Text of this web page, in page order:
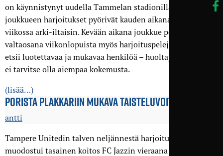
on käynnistynyt uudella Tammelan stadionilla ja
joukkueen harjoitukset pyörivät kauden aikana neljästi
viikossa arki-iltaisin. Kevään aikana joukkue pelaa
valtaosana viikonlopuista myös harjoituspelejä. Joukkue
etsii luotettavaa ja mukavaa henkilöä – huoltajan tehtävistä
ei tarvitse olla aiempaa kokemusta.
(lisää…)
PORISTA PLAKKARIIN MUKAVA TAISTELUVOITTO
antti
Tampere Unitedin talven neljännestä harjoitusottelusta
muodostui tasainen koitos FC Jazzin vieraana aina